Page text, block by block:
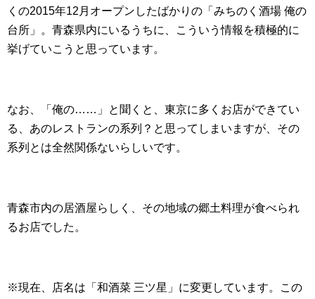
くの2015年12月オープンしたばかりの「みちのく酒場 俺の
台所」。青森県内にいるうちに、こういう情報を積極的に
挙げていこうと思っています。
なお、「俺の……」と聞くと、東京に多くお店ができてい
る、あのレストランの系列？と思ってしまいますが、その
系列とは全然関係ないらしいです。
青森市内の居酒屋らしく、その地域の郷土料理が食べられ
るお店でした。
※現在、店名は「和酒菜 三ツ星」に変更しています。この